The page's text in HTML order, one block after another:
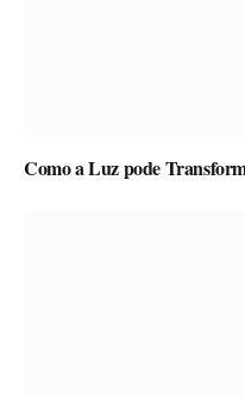
Como a Luz pode